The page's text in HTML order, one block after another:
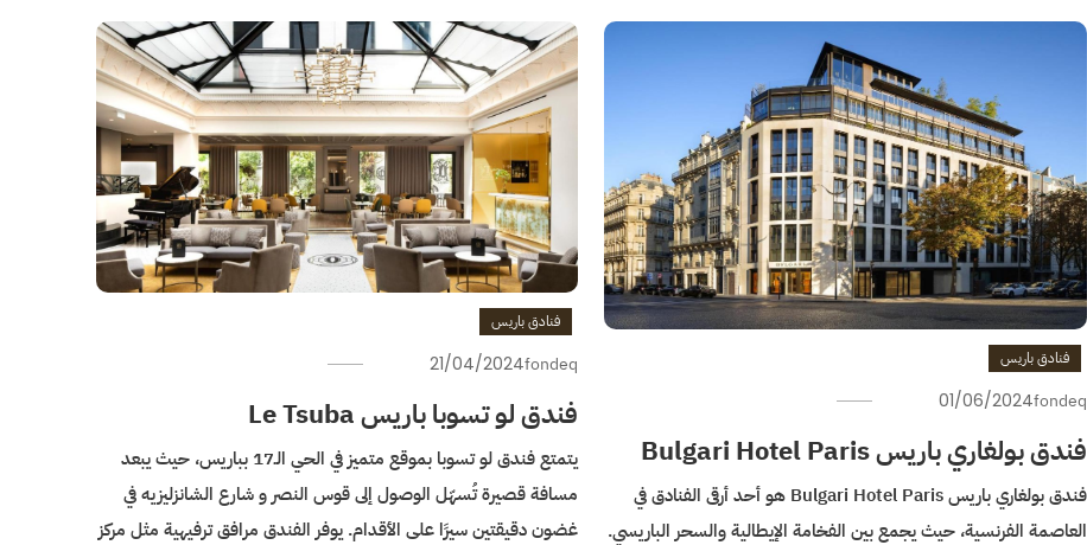
فنادق باريس
01/06/2024fondeq
فندق بولغاري باريس Bulgari Hotel Paris
فندق بولغاري باريس Bulgari Hotel Paris هو أحد أرقى الفنادق في
العاصمة الفرنسية، حيث يجمع بين الفخامة الإيطالية والسحر الباريسي.
فنادق باريس
21/04/2024fondeq
فندق لو تسوبا باريس Le Tsuba
يتمتع فندق لو تسوبا بموقع متميز في الحي الـ17 بباريس، حيث يبعد
مسافة قصيرة تُسهّل الوصول إلى قوس النصر و شارع الشانزليزيه في
غضون دقيقتين سيرًا على الأقدام. يوفر الفندق مرافق ترفيهية مثل مركز